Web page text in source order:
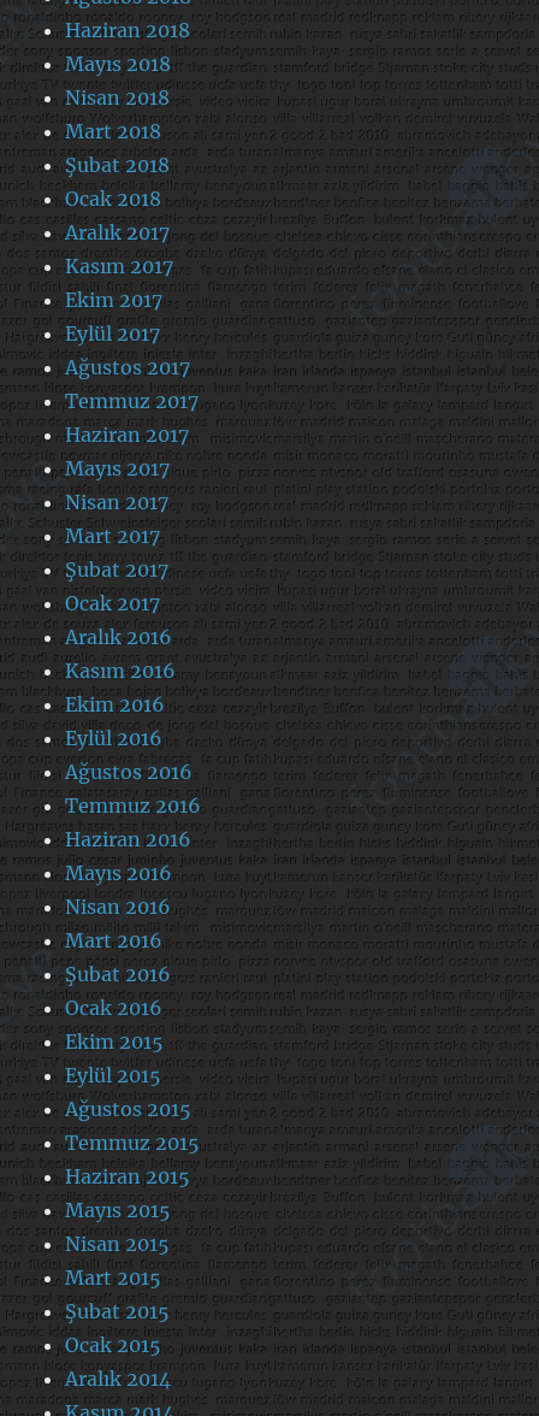
Haziran 2018
Mayıs 2018
Nisan 2018
Mart 2018
Şubat 2018
Ocak 2018
Aralık 2017
Kasım 2017
Ekim 2017
Eylül 2017
Ağustos 2017
Temmuz 2017
Haziran 2017
Mayıs 2017
Nisan 2017
Mart 2017
Şubat 2017
Ocak 2017
Aralık 2016
Kasım 2016
Ekim 2016
Eylül 2016
Ağustos 2016
Temmuz 2016
Haziran 2016
Mayıs 2016
Nisan 2016
Mart 2016
Şubat 2016
Ocak 2016
Ekim 2015
Eylül 2015
Ağustos 2015
Temmuz 2015
Haziran 2015
Mayıs 2015
Nisan 2015
Mart 2015
Şubat 2015
Ocak 2015
Aralık 2014